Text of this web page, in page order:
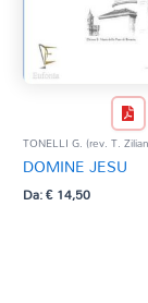
TONELLI G. (rev. T.
DOMINE JESU
Da:€14,50